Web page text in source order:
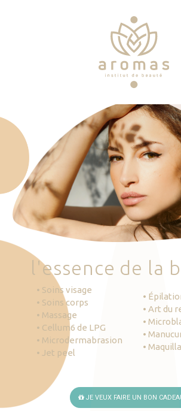
Soins
Je veux faire un bon cadeau
Plan d’accès
Prendre RDV
'essence de la b
• Soins visage
• Soins corps
• Massage
• Cellum6 de LPG
• Microdermabrasion
• Jet peel
•
• Art du
•
•
•
JE VEUX FAIRE UN BON